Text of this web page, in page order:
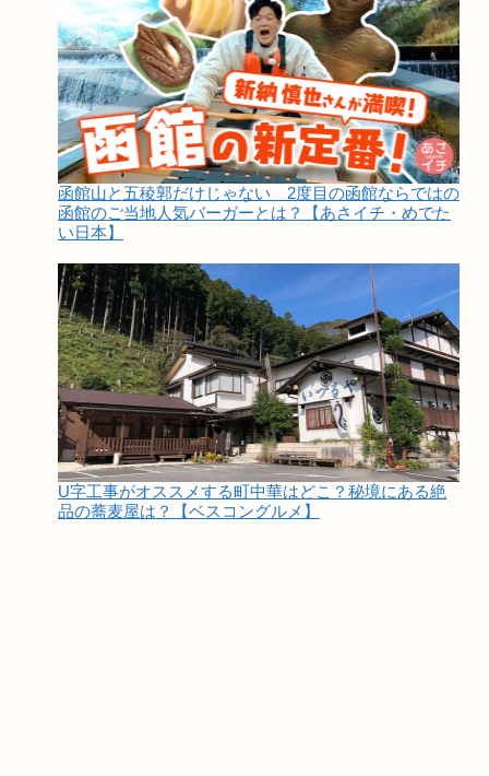
函館山と五稜郭だけじゃない 2度目の函館ならではの
函館のご当地人気バーガーとは？【あさイチ・めでた
い日本】
U字工事がオススメする町中華はどこ？秘境にある絶
品の蕎麦屋は？【ベスコングルメ】